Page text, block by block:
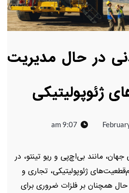
در حال مدیریت
ژئوپولیتیکی
9:07 am
مانند بی‌اچ‌پی و ریو تینتو، در
ژئوپولیتیکی، تجاری و
همچنان بر فلزات ضروری برای